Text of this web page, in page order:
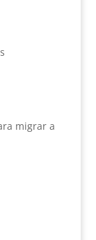
migrar a